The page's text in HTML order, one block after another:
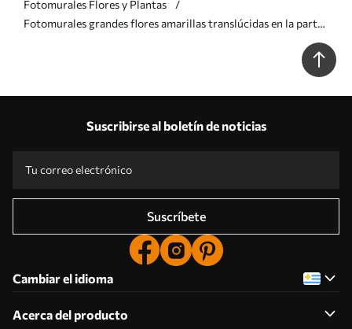
Fotomurales Flores y Plantas
Fotomurales grandes flores amarillas translúcidas en la parte
Suscribirse al boletín de noticias
Suscríbete
Cambiar el idioma
Acerca del producto